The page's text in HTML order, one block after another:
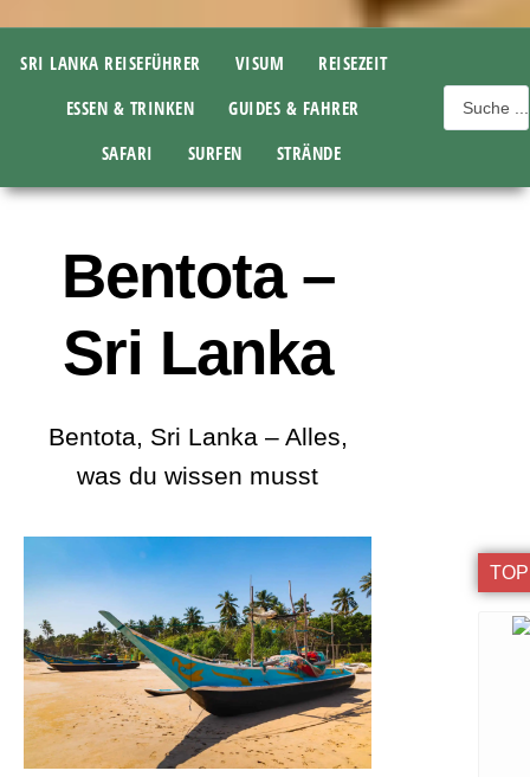
SRI LANKA REISEFÜHRER VISUM
REISEZEIT
ESSEN & TRINKEN
GUIDES & FAHRER
SAFARI
SURFEN STRÄNDE
Bentota –
Sri Lanka
Bentota, Sri Lanka – Alles,
was du wissen musst